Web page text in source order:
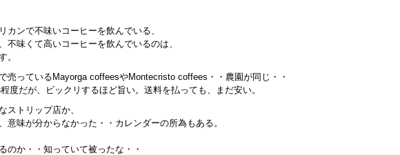
カンで不味いコーヒーを飲んでいる、
不味くて高いコーヒーを飲んでいるのは、
。
売っているMayorga coffeesやMontecristo coffees・・農園が同じ・・
度だが、ビックリするほど旨い。送料を払っても、まだ安い。
ストリップ店か、
意味が分からなかった・・カレンダーの所為もある。
のか・・知っていて被ったな・・